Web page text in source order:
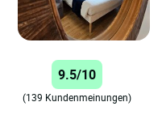
9.5/10
(139 Kundenmeinungen)